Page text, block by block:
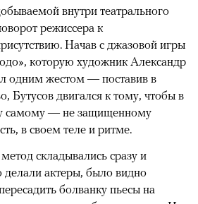
внутри театрального
режиссера к
Начав с джазовой игры
которую художник Александр
одним жестом — поставив в
Бутусов двигался к тому, чтобы в
самому — не защищенному
в своем теле и ритме.
складывались сразу и
делали актеры, было видно
болванку пьесы на